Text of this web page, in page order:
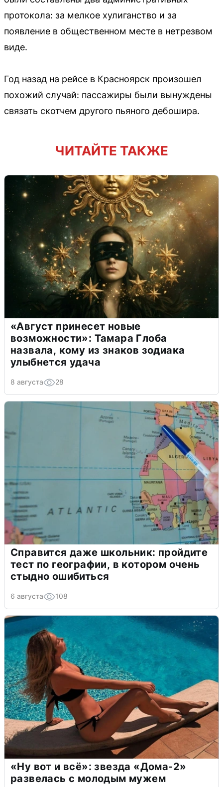
протокола: за мелкое хулиганство и за
появление в общественном месте в нетрезвом
виде.
Год назад на рейсе в Красноярск произошел
похожий случай: пассажиры были вынуждены
связать скотчем другого пьяного дебошира.
ЧИТАЙТЕ ТАКЖЕ
«Август принесет новые
возможности»: Тамара Глоба
назвала, кому из знаков зодиака
улыбнется удача
8 августа 28
Справится даже школьник: пройдите
тест по географии, в котором очень
стыдно ошибиться
6 августа 108
«Ну вот и всё»: звезда «Дома-2»
развелась с молодым мужем